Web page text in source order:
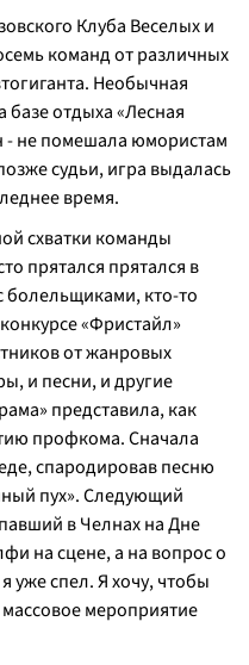
Клуба Веселых и
команд от различных
Необычная
базе отдыха «Лесная
- не помешала юмористам
судьи, игра выдалась
время.
схватки команды
прятался прятался в
болельщиками, кто-то
«Фристайл»
от жанровых
и песни, и другие
представила, как
профкома. Сначала
спародировав песню
пух». Следующий
в Челнах на Дне
на сцене, а на вопрос о
уже спел. Я хочу, чтобы
мероприятие